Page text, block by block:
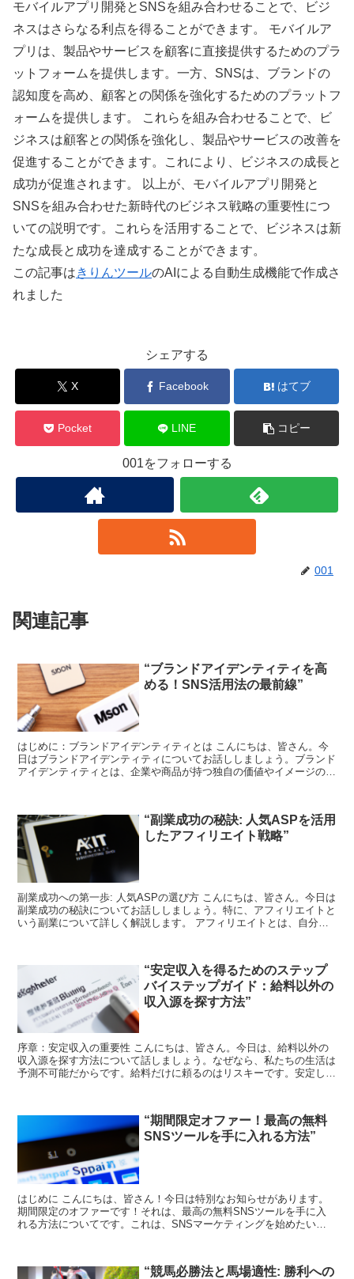
モバイルアプリ開発とSNSを組み合わせることで、ビジ
ネスはさらなる利点を得ることができます。 モバイルア
プリは、製品やサービスを顧客に直接提供するためのプラ
ットフォームを提供します。一方、SNSは、ブランドの
認知度を高め、顧客との関係を強化するためのプラットフ
ォームを提供します。 これらを組み合わせることで、ビ
ジネスは顧客との関係を強化し、製品やサービスの改善を
促進することができます。これにより、ビジネスの成長と
成功が促進されます。 以上が、モバイルアプリ開発と
SNSを組み合わせた新時代のビジネス戦略の重要性につ
いての説明です。これらを活用することで、ビジネスは新
たな成長と成功を達成することができます。
この記事はきりんツールのAIによる自動生成機能で作成さ
れました
シェアする
X Facebook はてブ
Pocket LINE コピー
001をフォローする
001
関連記事
“ブランドアイデンティティを高
める！SNS活用法の最前線”
はじめに：ブランドアイデンティティとは こんにちは、皆さん。今
日はブランドアイデンティティについてお話ししましょう。ブランド
アイデンティティとは、企業や商品が持つ独自の価値やイメージのこ
“副業成功の秘訣: 人気ASPを活用
したアフィリエイト戦略”
副業成功への第一歩: 人気ASPの選び方 こんにちは、皆さん。今日は
副業成功の秘訣についてお話ししましょう。特に、アフィリエイトと
いう副業について詳しく解説します。 アフィリエイトとは、自分の
“安定収入を得るためのステップ
バイステップガイド：給料以外の
収入源を探す方法”
序章：安定収入の重要性 こんにちは、皆さん。今日は、給料以外の
収入源を探す方法について話しましょう。なぜなら、私たちの生活は
予測不可能だからです。給料だけに頼るのはリスキーです。安定した
“期間限定オファー！最高の無料
SNSツールを手に入れる方法”
はじめに こんにちは、皆さん！今日は特別なお知らせがあります。
期間限定のオファーです！それは、最高の無料SNSツールを手に入
れる方法についてです。これは、SNSマーケティングを始めたい
“競馬必勝法と馬場適性: 勝利への